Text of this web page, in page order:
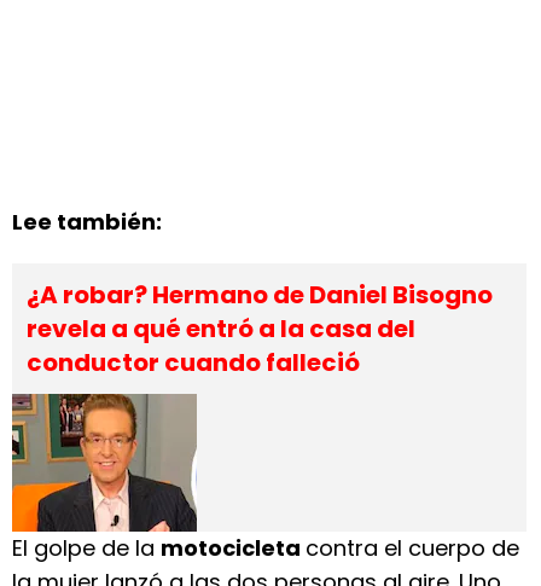
Lee también:
¿A robar? Hermano de Daniel Bisogno
revela a qué entró a la casa del
conductor cuando falleció
El golpe de la motocicleta contra el cuerpo de